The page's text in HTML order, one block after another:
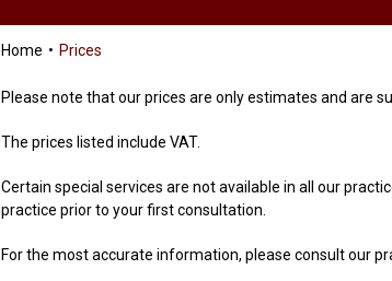
Home Prices
Please note that our prices are only estimates and are
The prices listed include VAT.
Certain special services are not available in all our
practice prior to your first consultation.
For the most accurate information, please consult our